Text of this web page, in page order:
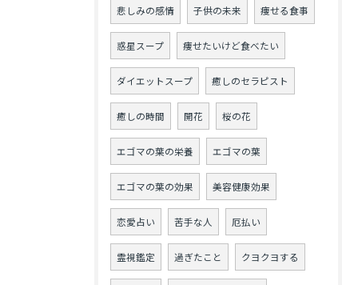
悲しみの感情 子供の未来 痩せる食事
惑星スープ 痩せたいけど食べたい
ダイエットスープ 癒しのセラピスト
癒しの時間 開花 桜の花
エゴマの葉の栄養 エゴマの葉
エゴマの葉の効果 美容健康効果
恋愛占い 苦手な人 厄払い
霊視鑑定 過ぎたこと クヨクヨする